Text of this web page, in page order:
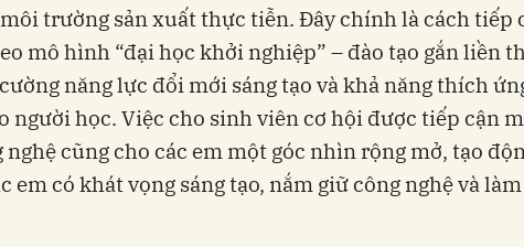
trường sản xuất thực tiễn. Đây chính là cách tiếp
mô hình “đại học khởi nghiệp” – đào tạo gắn liền
năng lực đổi mới sáng tạo và khả năng thích
người học. Việc cho sinh viên cơ hội được tiếp cận
nghệ cũng cho các em một góc nhìn rộng mở, tạo
em có khát vọng sáng tạo, nắm giữ công nghệ và